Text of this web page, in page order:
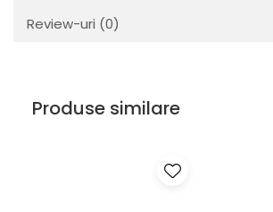
Profile luminoase
Panouri LED
Review-uri (0)
Produse similare